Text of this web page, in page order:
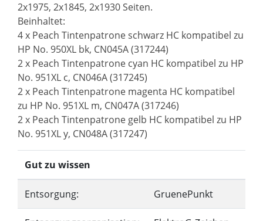
2x1975, 2x1845, 2x1930 Seiten.
Beinhaltet:
4 x Peach Tintenpatrone schwarz HC kompatibel zu
HP No. 950XL bk, CN045A (317244)
2 x Peach Tintenpatrone cyan HC kompatibel zu HP
No. 951XL c, CN046A (317245)
2 x Peach Tintenpatrone magenta HC kompatibel
zu HP No. 951XL m, CN047A (317246)
2 x Peach Tintenpatrone gelb HC kompatibel zu HP
No. 951XL y, CN048A (317247)
Gut zu wissen
Entsorgung: GruenePunkt